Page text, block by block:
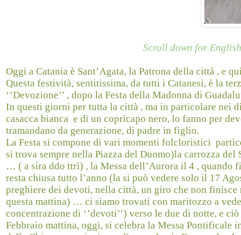
Scroll down for
Oggi a Catania è Sant’Agata, la Patrona della città , e
Questa festività, sentitissima, da tutti i Catanesi, è la
‘’Devozione’’ , dopo la Festa della Madonna di
In questi giorni per tutta la città , ma in particolare nei
casacca bianca e di un copricapo nero, lo fanno per
tramandano da generazione, di padre in figlio.
La Festa si compone di vari momenti folcloristici
si trova sempre nella Piazza del Duomo)la carrozza del
… ( a sira ddo ttrì) , la Messa dell’Aurora il 4 , quando
resta chiusa tutto l’anno (la si può vedere solo il 17
preghiere dei devoti, nella città, un giro che non finisce
questa mattina) … ci siamo trovati con maritozzo a
concentrazione di ‘’devoti’’) verso le due di notte, e
Febbraio mattina, oggi, si celebra la Messa